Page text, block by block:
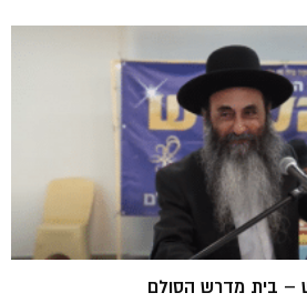
– בית מדרש הסולם